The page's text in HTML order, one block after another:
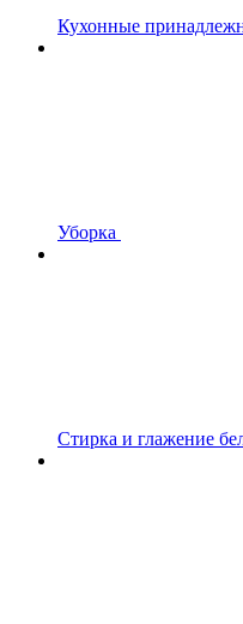
Кухонные
Уборка
Стирка и глажение